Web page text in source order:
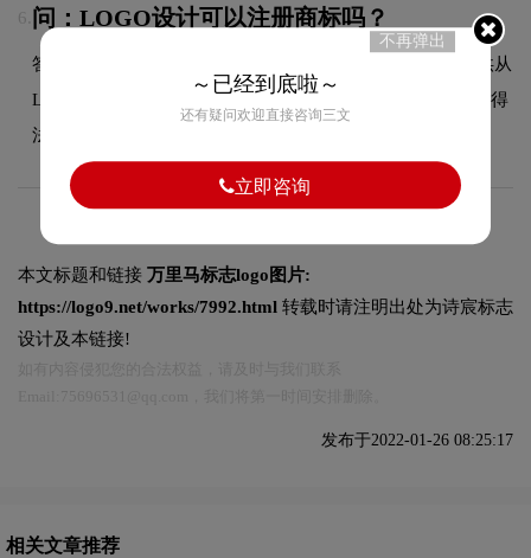
6. 问：LOGO设计可以注册商标吗？
答：可以，我们拥有专业的商标代理资质，能够为客户提供从
LOGO设计到商标注册的一站式服务，确保您的品牌标识获得
法律保护。
本文标题和链接 万里马标志logo图片:
https://logo9.net/works/7992.html 转载时请注明出处为诗宸标志
设计及本链接!
发布于2022-01-26 08:25:17
相关文章推荐
不再弹出
～已经到底啦～
还有疑问欢迎直接咨询三文
立即咨询